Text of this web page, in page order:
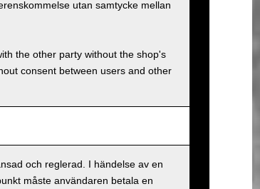
utan samtycke mellan
the other party without the shop's
consent between users and other
och reglerad. I händelse av en
måste användaren betala en